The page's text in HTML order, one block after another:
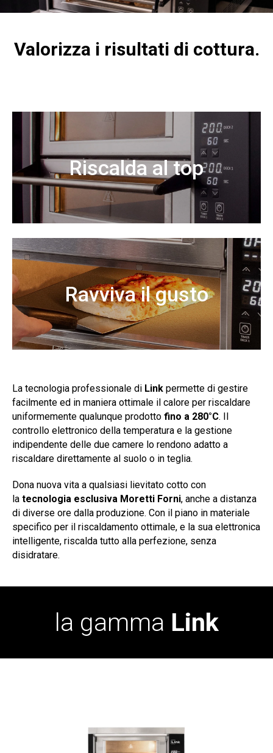
Valorizza i risultati di cottura.
Riscalda al top
Ravviva il gusto
La tecnologia professionale di Link permette di gestire
facilmente ed in maniera ottimale il calore per riscaldare
uniformemente qualunque prodotto fino a 280°C. Il
controllo elettronico della temperatura e la gestione
indipendente delle due camere lo rendono adatto a
riscaldare direttamente al suolo o in teglia.
Dona nuova vita a qualsiasi lievitato cotto con
la tecnologia esclusiva Moretti Forni, anche a distanza
di diverse ore dalla produzione. Con il piano in materiale
specifico per il riscaldamento ottimale, e la sua elettronica
intelligente, riscalda tutto alla perfezione, senza
disidratare.
la gamma Link